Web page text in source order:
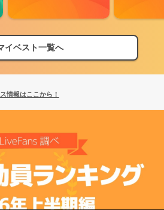
イベスト一覧へ
情報はここから！
2026年上半期編発表！
情報はここから！